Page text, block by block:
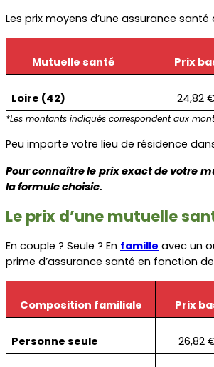
Les prix moyens d’une assurance santé
Mutuelle santé Prix
Loire (42) 24,82
*Les montants indiqués correspondent aux
Peu importe votre lieu de résidence
Pour connaître le prix exact de votre
la formule choisie.
Le prix d’une mutuelle
En couple ? Seule ? En famille avec un
prime d’assurance santé en fonction
Composition familiale Prix
Personne seule 26,82